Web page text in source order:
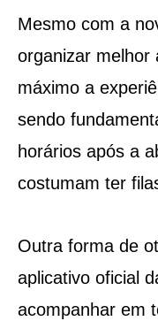
Mesmo com a
organizar melhor
máximo a
sendo
horários após a
costumam ter
Outra forma de
aplicativo oficial
acompanhar em